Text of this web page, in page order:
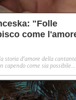
"Folle
come
storia d'amore della
capendo come sia possibile